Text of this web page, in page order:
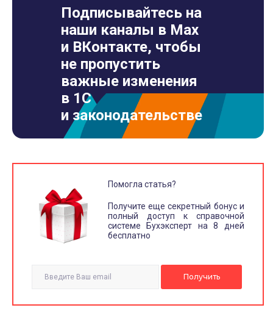
Подписывайтесь на
наши каналы в Max
и ВКонтакте, чтобы
не пропустить
важные изменения
в 1С
и законодательстве
Помогла статья?
Получите еще секретный бонус и
полный доступ к справочной
системе Бухэксперт на 8 дней
бесплатно